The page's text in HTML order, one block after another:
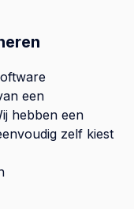
een
hebben een
zelf kiest